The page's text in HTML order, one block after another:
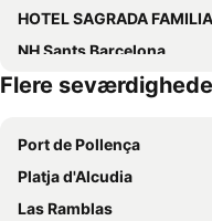
HOTEL SAGRADA FAMILIA
NH Sants Barcelona
Leonardo Royal Hotel Barcelona
Travelodge Barcelona
Hotel & Spa Villa Olimpica
W Barcelona
Flere
Port de Pollença
Platja d'Alcudia
Las Ramblas